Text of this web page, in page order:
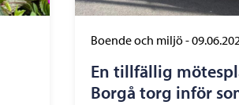
Boende och miljö-
En tillfällig
Borgå torg inför